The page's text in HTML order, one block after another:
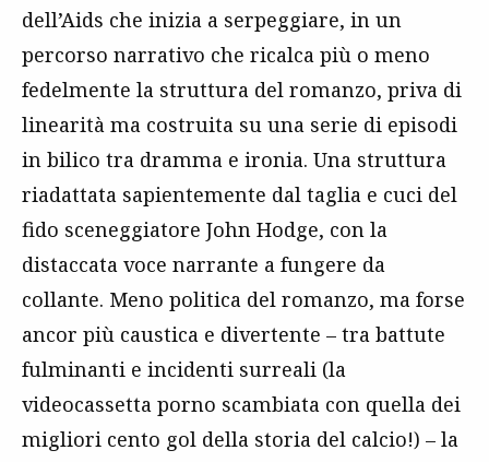
dell’Aids che inizia a serpeggiare, in un
percorso narrativo che ricalca più o meno
fedelmente la struttura del romanzo, priva di
linearità ma costruita su una serie di episodi
in bilico tra dramma e ironia. Una struttura
riadattata sapientemente dal taglia e cuci del
fido sceneggiatore John Hodge, con la
distaccata voce narrante a fungere da
collante. Meno politica del romanzo, ma forse
ancor più caustica e divertente – tra battute
fulminanti e incidenti surreali (la
videocassetta porno scambiata con quella dei
migliori cento gol della storia del calcio!) – la